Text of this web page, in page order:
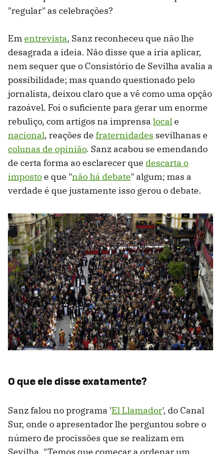
"regular" as celebrações?
Ementrevista, Sanz reconheceu que não lhe
desagrada a ideia. Não disse que a iria aplicar,
nem sequer que o Consistório de Sevilha avalia a
possibilidade; mas quando questionado pelo
jornalista, deixou claro que a vê como uma opção
razoável. Foi o suficiente para gerar um enorme
rebuliço, com artigos na imprensa locale
nacional, reações de fraternidades sevilhanas e
colunas de opinião. Sanz acabou se emendando
de certa forma ao esclarecer que descarta o
impostoe que "não há debate" algum; mas a
verdade é que justamente isso gerou o debate.
O que ele disse exatamente?
Sanz falou no programa 'El Llamador', do Canal
Sur, onde o apresentador lhe perguntou sobre o
número de procissões que se realizam em
Sevilha. "Temos que começar a ordenar um